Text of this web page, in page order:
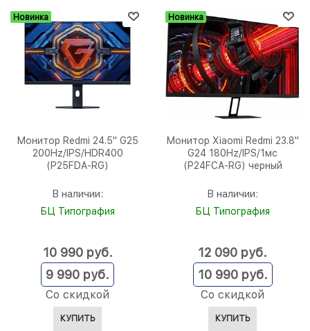
Новинка
Монитор Redmi 24.5" G25
200Hz/IPS/HDR400
(P25FDA-RG)
В наличии:
БЦ Типография
9 990 руб.
Со скидкой
10 990 руб.
КУПИТЬ
Новинка
Монитор Xiaomi Redmi 23.8"
G24 180Hz/IPS/1мс
(P24FCA-RG) черный
В наличии:
БЦ Типография
10 990 руб.
Со скидкой
12 090 руб.
КУПИТЬ